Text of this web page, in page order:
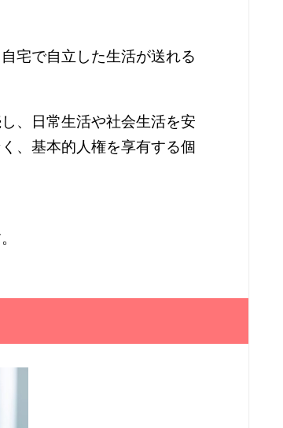
宅で自立した生活が送れる
、日常生活や社会生活を安
、基本的人権を享有する個